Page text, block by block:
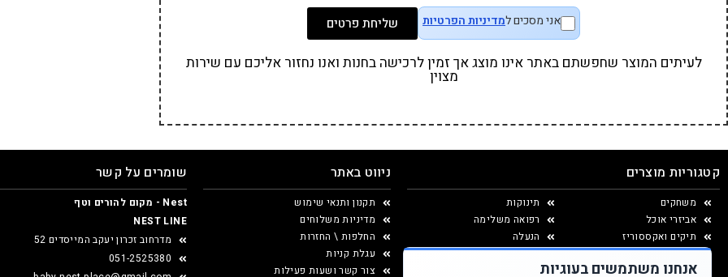
אני מסכים למדיניות הפרטיות שליחת פרטים
לעיתים המוצר שחפשתם באתר אינו מוצג אך זמין לרכישה בחנות ואנו נחזור אליכם עם שירות
מצוין
קטגוריות מוצרים
משחקים
אביזרי אוכל
תיקים ואקססוריז
יצירה ומוצרי נייר
עיצוב החדר
תינוקות
רפואה משלימה
הנעלה
ניווט באתר
תקנון ותנאי שימוש
מדיניות משלוחים
החלפות \ החזרות
עגלת קניות
צור קשר ושעות פעילות
שומרים על קשר
Nest - מקום להורים וטף
NEST LINE
מדרחוב זכרון יעקב המייסדים 52
051-2525380
אנחנו משתמשים בעוגיות